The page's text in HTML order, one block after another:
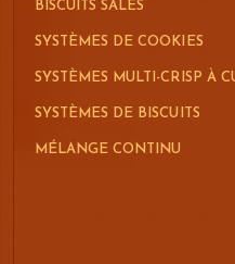
BISCUITS SALÉS
SYSTÈMES DE COOKIES
SYSTÈMES MULTI-CRISP À
SYSTÈMES DE BISCUITS
MÉLANGE CONTINU